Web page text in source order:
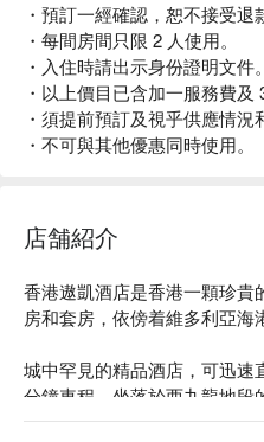
・預訂一經確認，恕不接受退
・每間房間只限 2 人使用。
・入住時請出示身份證明文件。
・以上價目已含加一服務費及
・須提前預訂及視乎供應情況
・不可與其他優惠同時使用。
店舗紹介
香港遨凱酒店是香港一顆珍貴
房和套房，依傍着維多利亞海
城中罕見的精品酒店，可迅
分鐘車程，坐落於西九龍地段
覽翠綠景觀，偌大宏偉的門